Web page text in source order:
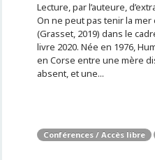
Lecture, par l’auteure,
On ne peut pas tenir la mer
(Grasset, 2019) dans le
livre 2020. Née en 1976,
en Corse entre une mère
absent, et une...
Conférences / Accès libre